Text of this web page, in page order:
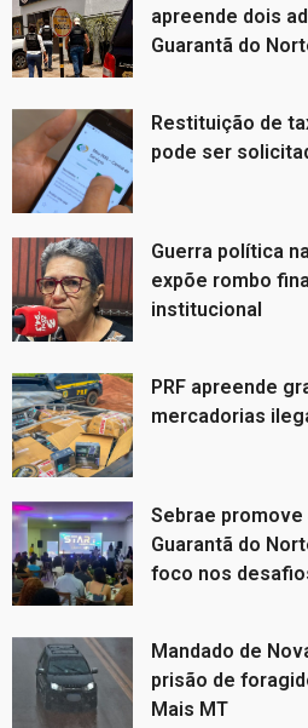
apreende dois
Guarantã do
Restituição de
pode ser
Guerra política
expõe rombo
institucional
PRF apreende
mercadorias
Sebrae
Guarantã do
foco nos
Mandado de
prisão de
Mais MT